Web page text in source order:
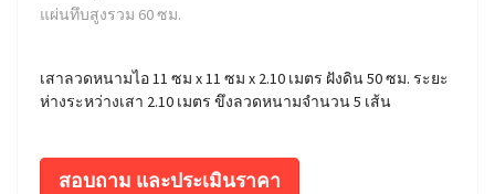
แผ่นทึบสูงรวม 60 ซม.
เสาลวดหนามไอ 11 ซม x 11 ซม x 2.10 เมตร ฝังดิน 50 ซม. ระยะ
ห่างระหว่างเสา 2.10 เมตร ขึงลวดหนามจำนวน 5 เส้น
สอบถาม และประเมินราคา